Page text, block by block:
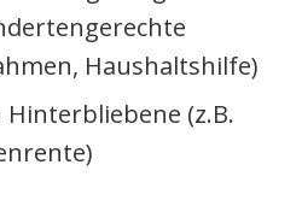
Haus­halts­hil­fe)
(z.B.